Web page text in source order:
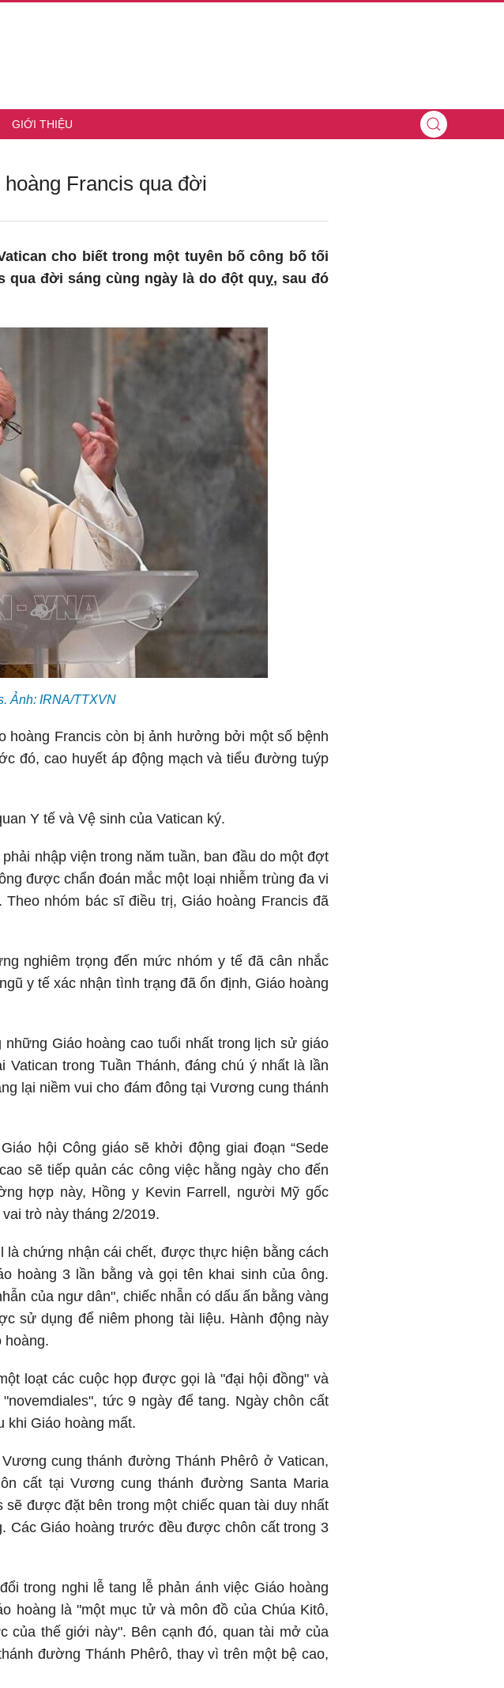
GIỚI THIỆU
Francis qua đời
cho biết trong một tuyên bố công bố tối
qua đời sáng cùng ngày là do đột quỵ, sau đó
Ảnh: IRNA/TTXVN
hoàng Francis còn bị ảnh hưởng bởi một số bệnh
đó, cao huyết áp động mạch và tiểu đường tuýp
Y tế và Vệ sinh của Vatican ký.
nhập viện trong năm tuần, ban đầu do một đợt
được chẩn đoán mắc một loại nhiễm trùng đa vi
nhóm bác sĩ điều trị, Giáo hoàng Francis đã
nghiêm trọng đến mức nhóm y tế đã cân nhắc
y tế xác nhận tình trạng đã ổn định, Giáo hoàng
Giáo hoàng cao tuổi nhất trong lịch sử giáo
trong Tuần Thánh, đáng chú ý nhất là lần
lại niềm vui cho đám đông tại Vương cung thánh
hội Công giáo sẽ khởi động giai đoạn “Sede
sẽ tiếp quản các công việc hằng ngày cho đến
hợp này, Hồng y Kevin Farrell, người Mỹ gốc
trò này tháng 2/2019.
là chứng nhận cái chết, được thực hiện bằng cách
hoàng 3 lần bằng và gọi tên khai sinh của ông.
của ngư dân", chiếc nhẫn có dấu ấn bằng vàng
sử dụng để niêm phong tài liệu. Hành động này
hoàng.
loạt các cuộc họp được gọi là "đại hội đồng" và
tức 9 ngày để tang. Ngày chôn cất
khi Giáo hoàng mất.
cung thánh đường Thánh Phêrô ở Vatican,
cất tại Vương cung thánh đường Santa Maria
được đặt bên trong một chiếc quan tài duy nhất
Các Giáo hoàng trước đều được chôn cất trong 3
trong nghi lễ tang lễ phản ánh việc Giáo hoàng
hoàng là "một mục tử và môn đồ của Chúa Kitô,
của thế giới này". Bên cạnh đó, quan tài mở của
đường Thánh Phêrô, thay vì trên một bệ cao,